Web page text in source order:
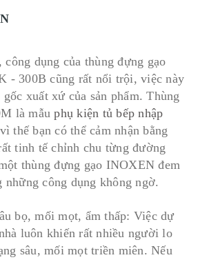
dụng của thùng đựng gạo
- 300B cũng rất nổi trội, việc này
xuất xứ của sản phẩm. Thùng
là mẫuphụ kiện tủ bếp nhập
thế bạn có thể cảm nhận bằng
tinh tế chỉnh chu từng đường
thùng đựng gạo INOXEN đem
những công dụng không ngờ.
bọ, mối mọt, ẩm thấp: Việc dự
luôn khiến rất nhiều người lo
sâu, mối mọt triền miên. Nếu